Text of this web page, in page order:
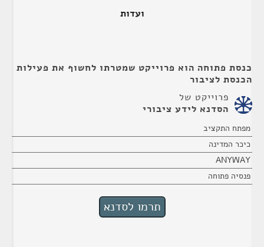
ועדות
כנסת פתוחה הוא פרוייקט שמטרתו לחשוף את פעילות
הכנסת לציבור
פרוייקט של
הסדנא לידע ציבורי
מפתח התקציב
כיכר המדינה
ANYWAY
פנסיה פתוחה